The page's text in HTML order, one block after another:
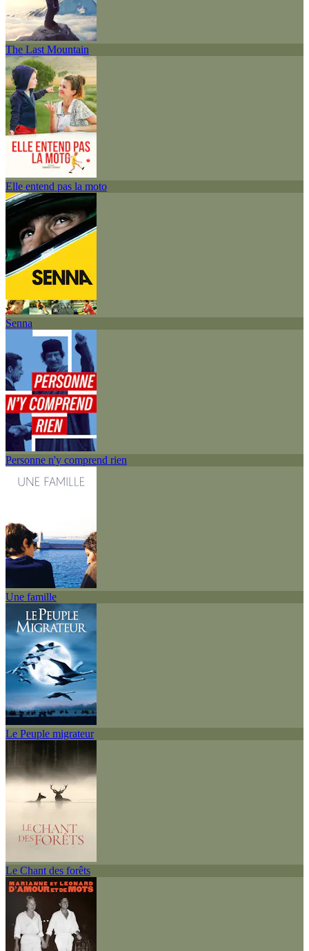
The Last Mountain
Elle entend pas la moto
Senna
Personne n'y comprend rien
Une famille
Le Peuple migrateur
Le Chant des forêts